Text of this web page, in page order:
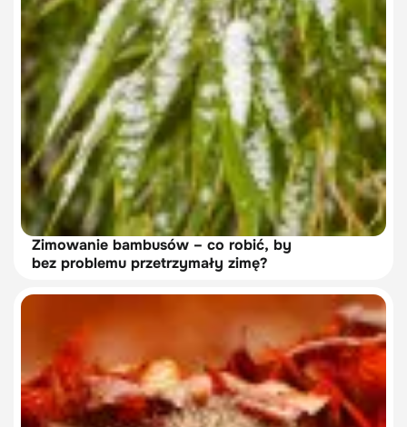
Zimowanie bambusów – co robić, by
bez problemu przetrzymały zimę?